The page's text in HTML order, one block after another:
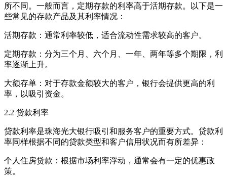
所不同。一般而言，定期存款的利率高于活期存款。以下是一
些常见的存款产品及其利率情况：
活期存款：通常利率较低，适合流动性需求较高的客户。
定期存款：分为三个月、六个月、一年、两年等多个期限，利
率逐渐上升。
大额存单：对于存款金额较大的客户，银行会提供更高的利
率，以吸引资金。
2.2 贷款利率
贷款利率是珠海光大银行吸引和服务客户的重要方式。贷款利
率同样根据不同的贷款类型和客户信用状况而有所差异：
个人住房贷款：根据市场利率浮动，通常会有一定的优惠政
策。